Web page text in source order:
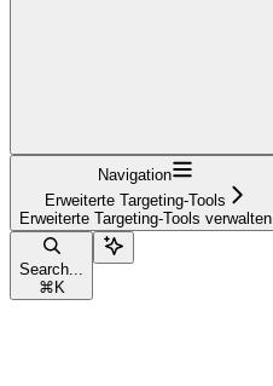
Navigation
Erweiterte Targeting-Tools
Erweiterte Targeting-Tools verwalten
Search...
⌘ K